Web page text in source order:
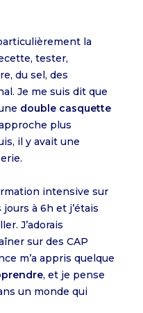
la
tester,
du sel, des
Je me suis dit que
double casquette
plus
il y avait une
intensive sur
à 6h et j’étais
J’adorais
sur des CAP
m’a appris quelque
, et je pense
un monde qui